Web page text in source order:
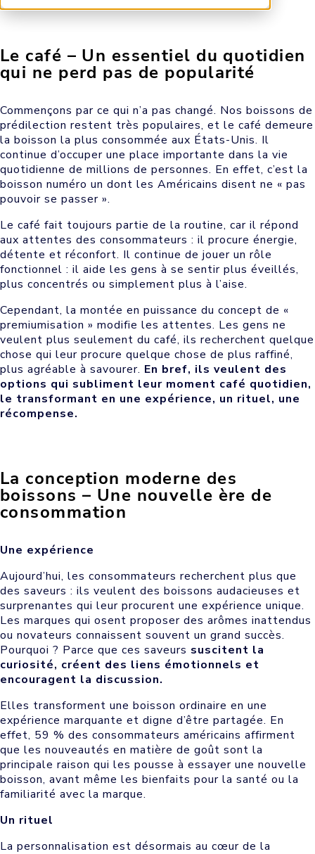
Le café – Un essentiel du quotidien
qui ne perd pas de popularité
Commençons par ce qui n’a pas changé. Nos boissons de
prédilection restent très populaires, et le café demeure
la boisson la plus consommée aux États-Unis. Il
continue d’occuper une place importante dans la vie
quotidienne de millions de personnes. En effet, c’est la
boisson numéro un dont les Américains disent ne « pas
pouvoir se passer ».
Le café fait toujours partie de la routine, car il répond
aux attentes des consommateurs : il procure énergie,
détente et réconfort. Il continue de jouer un rôle
fonctionnel : il aide les gens à se sentir plus éveillés,
plus concentrés ou simplement plus à l’aise.
Cependant, la montée en puissance du concept de «
premiumisation » modifie les attentes. Les gens ne
veulent plus seulement du café, ils recherchent quelque
chose qui leur procure quelque chose de plus raffiné,
plus agréable à savourer. En bref, ils veulent des
options qui subliment leur moment café quotidien,
le transformant en une expérience, un rituel, une
récompense.
La conception moderne des
boissons – Une nouvelle ère de
consommation
Une expérience
Aujourd’hui, les consommateurs recherchent plus que
des saveurs : ils veulent des boissons audacieuses et
surprenantes qui leur procurent une expérience unique.
Les marques qui osent proposer des arômes inattendus
ou novateurs connaissent souvent un grand succès.
Pourquoi ? Parce que ces saveurs suscitent la
curiosité, créent des liens émotionnels et
encouragent la discussion.
Elles transforment une boisson ordinaire en une
expérience marquante et digne d’être partagée. En
effet, 59 % des consommateurs américains affirment
que les nouveautés en matière de goût sont la
principale raison qui les pousse à essayer une nouvelle
boisson, avant même les bienfaits pour la santé ou la
familiarité avec la marque.
Un rituel
La personnalisation est désormais au cœur de la